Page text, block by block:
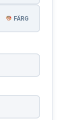
FÄRG